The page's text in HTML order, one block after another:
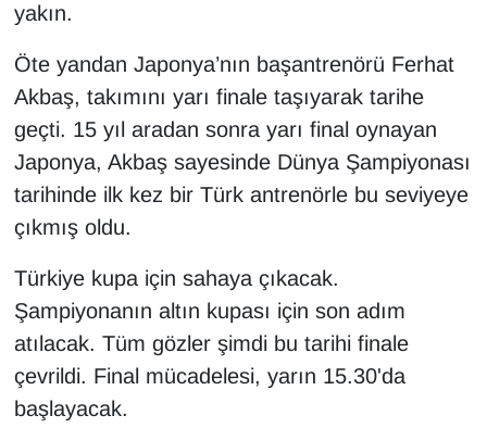
yakın.
Öte yandan Japonya’nın başantrenörü Ferhat
Akbaş, takımını yarı finale taşıyarak tarihe
geçti. 15 yıl aradan sonra yarı final oynayan
Japonya, Akbaş sayesinde Dünya Şampiyonası
tarihinde ilk kez bir Türk antrenörle bu seviyeye
çıkmış oldu.
Türkiye kupa için sahaya çıkacak.
Şampiyonanın altın kupası için son adım
atılacak. Tüm gözler şimdi bu tarihi finale
çevrildi. Final mücadelesi, yarın 15.30'da
başlayacak.